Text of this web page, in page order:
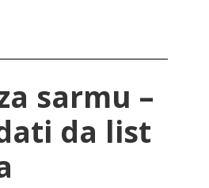
sarmu –
da list